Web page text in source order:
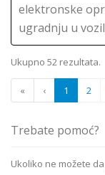
elektronske
ugradnju u
Ukupno 52 rezultata.
« ‹ 1 2
Trebate pomoć?
Ukoliko ne možete